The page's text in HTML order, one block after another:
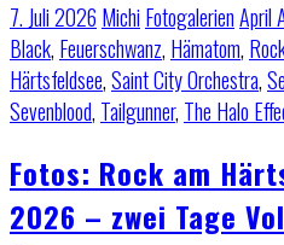
7. Juli 2026 Michi FotogalerienApril
Black, Feuerschwanz, Hämatom,
Härtsfeldsee,Saint City Orchestra,
Sevenblood, Tailgunner, The Halo
Fotos: Rock am
2026 – zwei Tage